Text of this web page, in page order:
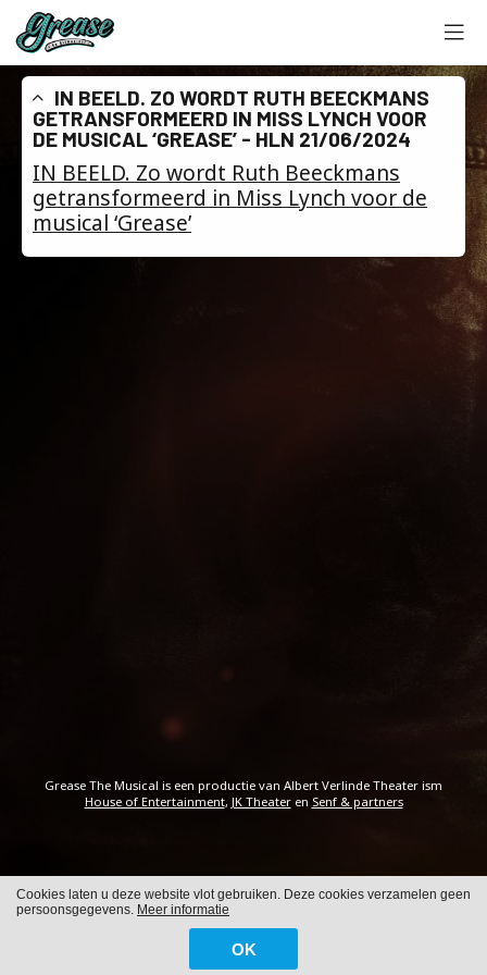
IN BEELD. ZO WORDT RUTH BEECKMANS
GETRANSFORMEERD IN MISS LYNCH VOOR
DE MUSICAL ‘GREASE’ - HLN 21/06/2024
IN BEELD. Zo wordt Ruth Beeckmans
getransformeerd in Miss Lynch voor de
musical ‘Grease’
Grease The Musical is een productie van Albert Verlinde Theater ism
House of Entertainment, JK Theateren Senf & partners
Cookies Privacy
FROM ALWAYS AWAKE
Cookies laten u deze website vlot gebruiken. Deze cookies verzamelen geen
persoonsgegevens. Meer informatie
OK